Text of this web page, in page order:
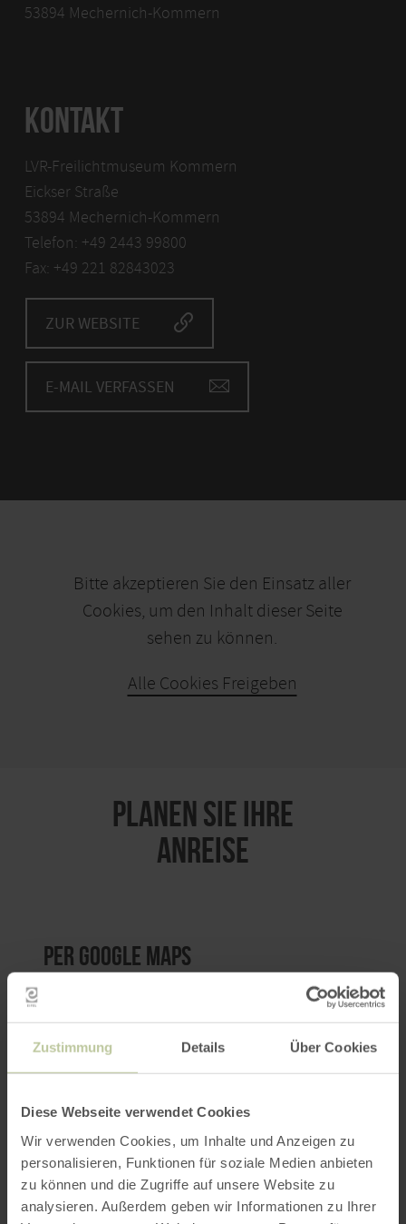
Zustimmung Details Über Cookies
Diese Webseite verwendet Cookies
Wir verwenden Cookies, um Inhalte und Anzeigen zu
personalisieren, Funktionen für soziale Medien anbieten
zu können und die Zugriffe auf unsere Website zu
analysieren. Außerdem geben wir Informationen zu Ihrer
53894 Mechernich-Kommern
KONTAKT
LVR-Freilichtmuseum Kommern
Eickser Straße
53894 Mechernich-Kommern
Telefon: +49 2443 99800
Fax: +49 221 82843023
ZUR WEBSITE
E-MAIL VERFASSEN
Bitte akzeptieren Sie den Einsatz aller
Cookies, um den Inhalt dieser Seite
sehen zu können.
Alle Cookies Freigeben
PLANEN SIE IHRE
ANREISE
per Google Maps
ROUTE PLANEN